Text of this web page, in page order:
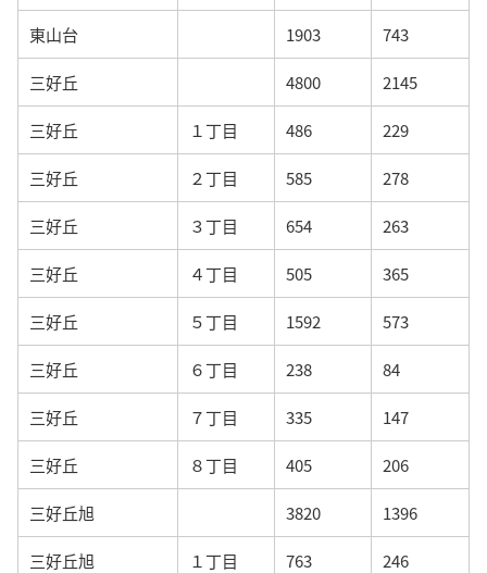
東山台 1903 743
三好丘 4800 2145
三好丘 １丁目 486 229
三好丘 ２丁目 585 278
三好丘 ３丁目 654 263
三好丘 ４丁目 505 365
三好丘 ５丁目 1592 573
三好丘 ６丁目 238 84
三好丘 ７丁目 335 147
三好丘 ８丁目 405 206
三好丘旭 3820 1396
三好丘旭 １丁目 763 246